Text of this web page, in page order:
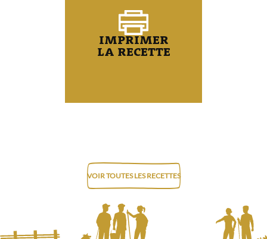
IMPRIMER
LA RECETTE
VOIR TOUTES LES RECETTES